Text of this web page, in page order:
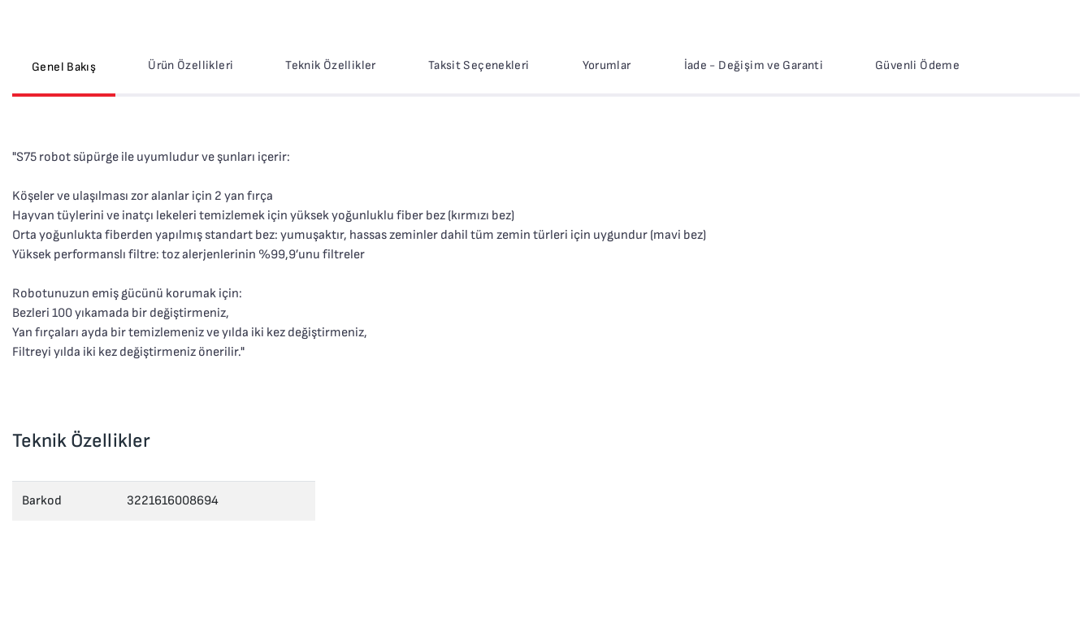
Genel Bakış Ürün Özellikleri Teknik Özellikler Taksit Seçenekleri Yorumlar İade - Değişim ve Garanti Güvenli Ödeme
"S75 robot süpürge ile uyumludur ve şunları içerir:
Köşeler ve ulaşılması zor alanlar için 2 yan fırça
Hayvan tüylerini ve inatçı lekeleri temizlemek için yüksek yoğunluklu fiber bez (kırmızı bez)
Orta yoğunlukta fiberden yapılmış standart bez: yumuşaktır, hassas zeminler dahil tüm zemin türleri için uygundur (mavi bez)
Yüksek performanslı filtre: toz alerjenlerinin %99,9’unu filtreler
Robotunuzun emiş gücünü korumak için:
Bezleri 100 yıkamada bir değiştirmeniz,
Yan fırçaları ayda bir temizlemeniz ve yılda iki kez değiştirmeniz,
Filtreyi yılda iki kez değiştirmeniz önerilir."
Teknik Özellikler
Barkod 3221616008694